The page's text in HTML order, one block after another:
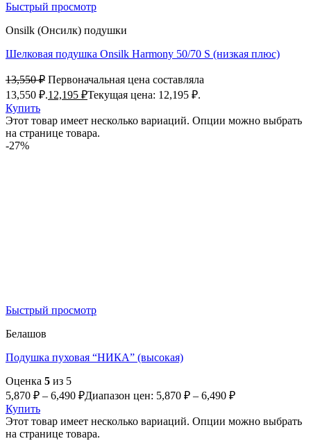
Быстрый просмотр
Onsilk (Онсилк) подушки
Шелковая подушка Onsilk Harmony 50/70 S (низкая плюс)
13,550₽ Первоначальная цена составляла
13,550 ₽.12,195 ₽Текущая цена: 12,195 ₽.
Купить
Этот товар имеет несколько вариаций. Опции можно выбрать
на странице товара.
-27%
Быстрый просмотр
Белашов
Подушка пуховая “НИКА” (высокая)
Оценка 5 из 5
5,870 ₽ – 6,490 ₽Диапазон цен: 5,870 ₽ – 6,490 ₽
Купить
Этот товар имеет несколько вариаций. Опции можно выбрать
на странице товара.